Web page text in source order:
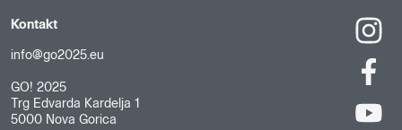
Kontakt
info@go2025.eu
GO! 2025
Trg Edvarda Kardelja 1
5000 Nova Gorica